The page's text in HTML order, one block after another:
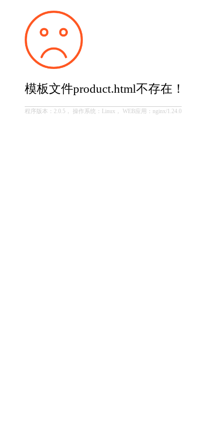
模板文件product.html不存在！
程序版本：2.0.5， 操作系统：Linux， WEB应用：nginx/1.24.0